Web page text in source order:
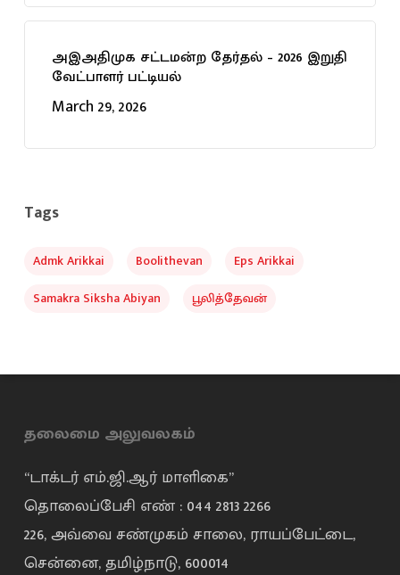
அஇஅதிமுக சட்டமன்ற தேர்தல் – 2026 இறுதி
வேட்பாளர் பட்டியல்
March 29, 2026
Tags
Admk Arikkai Boolithevan
Eps Arikkai
Samakra Siksha Abiyan
பூலித்தேவன்
தலைமை அலுவலகம்
“டாக்டர் எம்.ஜி.ஆர் மாளிகை”
தொலைப்பேசி எண் : 044 2813 2266
226, அவ்வை சண்முகம் சாலை, ராயப்பேட்டை,
சென்னை, தமிழ்நாடு, 600014